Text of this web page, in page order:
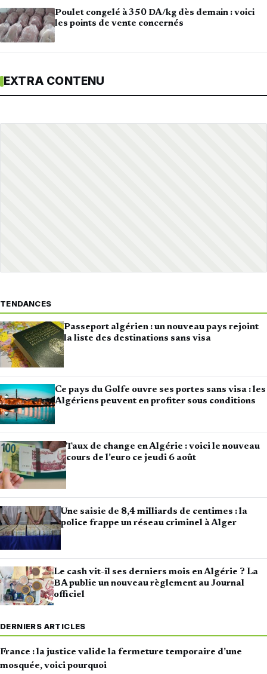
Poulet congelé à 350 DA/kg dès demain : voici
les points de vente concernés
EXTRA CONTENU
TENDANCES
Passeport algérien : un nouveau pays rejoint
la liste des destinations sans visa
Ce pays du Golfe ouvre ses portes sans visa : les
Algériens peuvent en profiter sous conditions
Taux de change en Algérie : voici le nouveau
cours de l’euro ce jeudi 6 août
Une saisie de 8,4 milliards de centimes : la
police frappe un réseau criminel à Alger
Le cash vit-il ses derniers mois en Algérie ? La
BA publie un nouveau règlement au Journal
officiel
DERNIERS ARTICLES
France : la justice valide la fermeture temporaire d’une
mosquée, voici pourquoi